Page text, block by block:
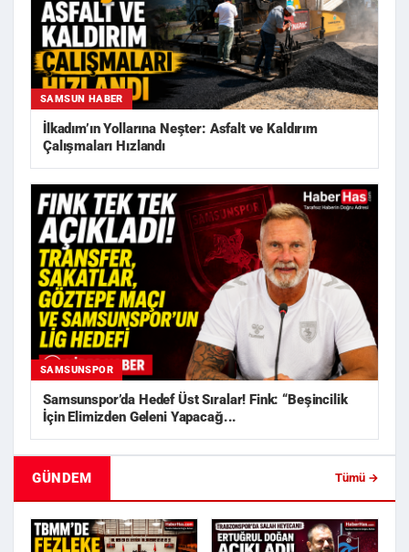
SAMSUN HABER
İlkadım’ın Yollarına Neşter: Asfalt ve Kaldırım
Çalışmaları Hızlandı
SAMSUNSPOR
Samsunspor’da Hedef Üst Sıralar! Fink: “Beşincilik
İçin Elimizden Geleni Yapacağ...
GÜNDEM Tümü →